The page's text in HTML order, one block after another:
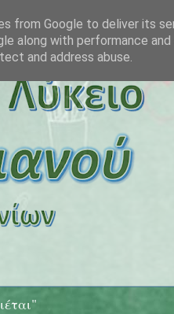
from Google to deliver its
along with performance
and address abuse.